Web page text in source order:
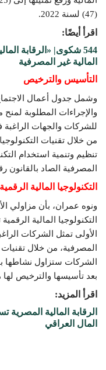
(47) لسنة 2022.
اقرأ أيضًا:
المالية غير المصرفية
التأسيس والترخيص
وشمل جدول أعمال
والإجراءات المطلوبة
للشركات والجهات الراغبة
من خلال تقنيات
تنظيم وتنمية استخدام
المصرفية الصاد بالقانون رقم (5) لسنة 2022، ودخولها حيز
التكنولوجيا المالية الرقمية
ونوه عمران، بأن مزاولي
التكنولوجيا المالية
الأولى تمثل الشركات
المصرفية، من خلال تقنيات
الشركات ستزاول نشاطها
بعد تأسيسها والترخيص لها
اقرأ المزيد:
الرقابة المالية
المال العراقي